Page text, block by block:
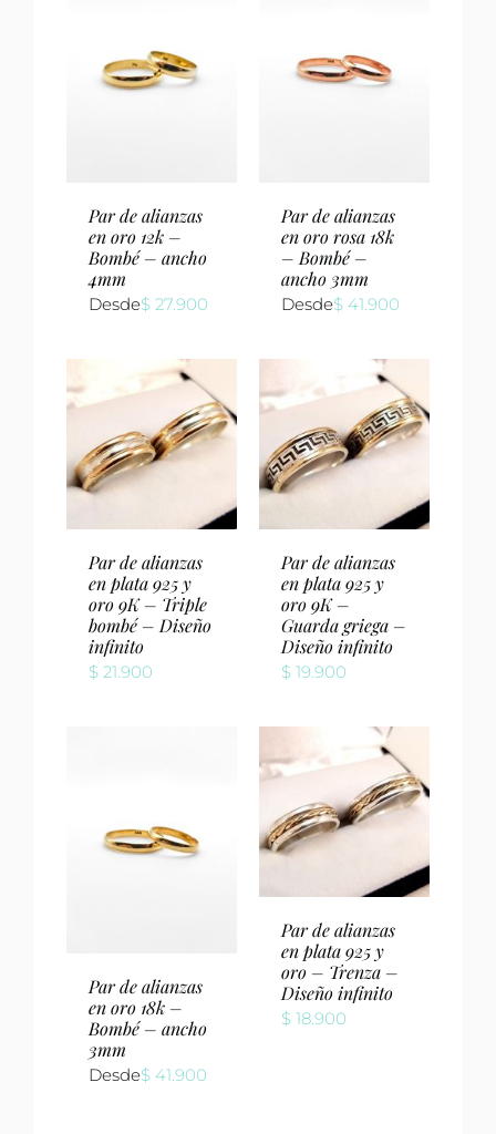
Par de alianzas
en oro 12k –
Bombé – ancho
4mm
Desde$ 27.900
Par de alianzas
en oro rosa 18k
– Bombé –
ancho 3mm
Desde$ 41.900
Par de alianzas
en plata 925 y
oro 9K – Triple
bombé – Diseño
infinito
$ 21.900
Par de alianzas
en plata 925 y
oro 9K –
Guarda griega –
Diseño infinito
$ 19.900
Par de alianzas
en oro 18k –
Bombé – ancho
3mm
Desde$ 41.900
Par de alianzas
en plata 925 y
oro – Trenza –
Diseño infinito
$ 18.900